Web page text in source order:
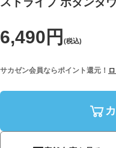
6,490円 (税込)
サカゼン会員ならポイント還元！